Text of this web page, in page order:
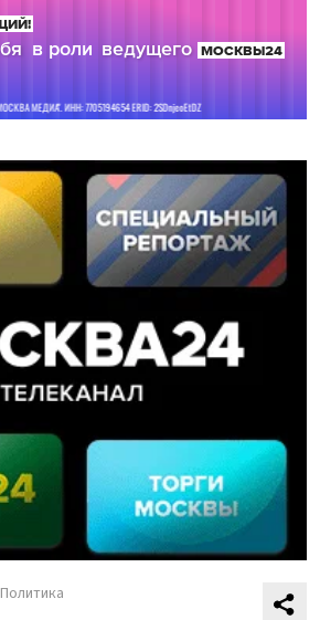
Политика